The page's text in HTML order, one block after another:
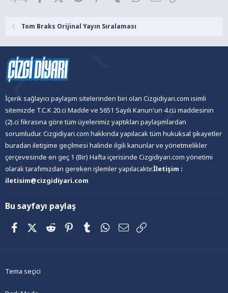
Tom Braks Orijinal Yayın Sıralaması
İçerik sağlayıcı paylaşım sitelerinden biri olan Cizgidiyari.com isimli
sitemizde T.C.K 20.ci Madde ve 5651 Sayılı Kanun'un 4.cü maddesinin
(2).ci fıkrasına göre tüm üyelerimiz yaptıkları paylaşımlardan
sorumludur. Cizgidiyari.com hakkında yapılacak tüm hukuksal şikayetler
buradan iletişime geçilmesi halinde ilgili kanunlar ve yönetmelikler
çerçevesinde en geç 1 (Bir) Hafta içerisinde Cizgidiyari.com yönetimi
olarak tarafımızdan gereken işlemler yapılacaktır.İletişim :
iletisim@cizgidiyari.com
Bu sayfayı paylaş
FacebookX (Twitter)
Reddit PinterestTumblrWhatsApp
E-posta
Tema seçici